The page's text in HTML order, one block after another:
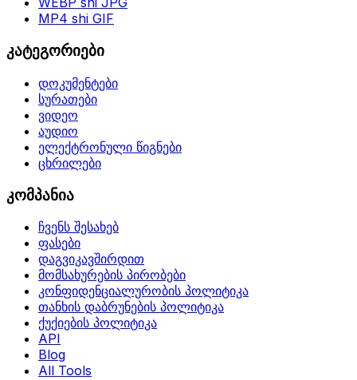
MP4 shi GIF
კატეგორიები
დოკუმენტები
სურათები
ვიდეო
აუდიო
ელექტრონული წიგნები
ცხრილები
კომპანია
ჩვენს შესახებ
ფასები
დაგვიკავშირდით
მომსახურების პირობები
კონფიდენციალურობის პოლიტიკა
თანხის დაბრუნების პოლიტიკა
ქუქიების პოლიტიკა
API
Blog
All Tools